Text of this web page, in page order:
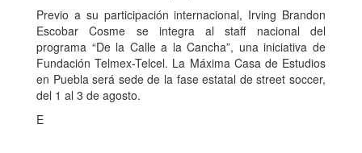
Previo a su participación internacional, Irving Brandon
Escobar Cosme se integra al staff nacional del
programa “De la Calle a la Cancha”, una iniciativa de
Fundación Telmex-Telcel. La Máxima Casa de Estudios
en Puebla será sede de la fase estatal de street soccer,
del 1 al 3 de agosto.
E